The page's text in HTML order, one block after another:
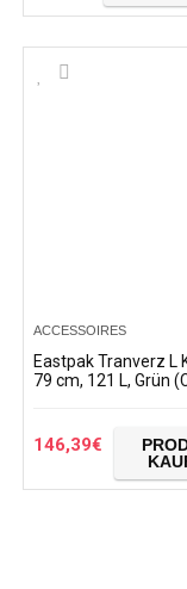
ACCESSOIRES
Eastpak Tranverz L
79 cm, 121 L, Grün
146,39€